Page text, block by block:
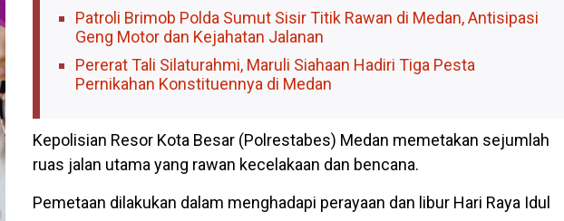
Patroli Brimob Polda Sumut Sisir Titik Rawan di Medan, Antisipasi
Geng Motor dan Kejahatan Jalanan
Pererat Tali Silaturahmi, Maruli Siahaan Hadiri Tiga Pesta
Pernikahan Konstituennya di Medan
Kepolisian Resor Kota Besar (Polrestabes) Medan memetakan sejumlah
ruas jalan utama yang rawan kecelakaan dan bencana.
Pemetaan dilakukan dalam menghadapi perayaan dan libur Hari Raya Idul